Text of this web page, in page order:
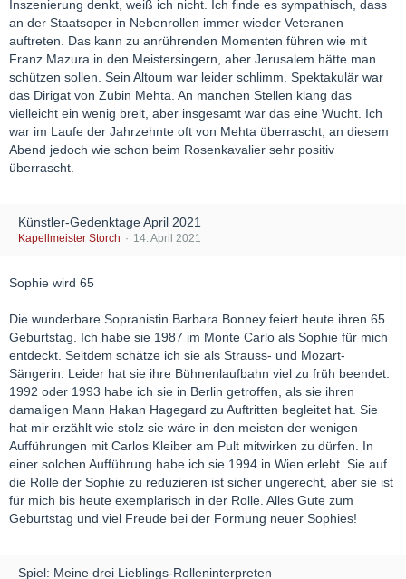
Inszenierung denkt, weiß ich nicht. Ich finde es sympathisch, dass
an der Staatsoper in Nebenrollen immer wieder Veteranen
auftreten. Das kann zu anrührenden Momenten führen wie mit
Franz Mazura in den Meistersingern, aber Jerusalem hätte man
schützen sollen. Sein Altoum war leider schlimm. Spektakulär war
das Dirigat von Zubin Mehta. An manchen Stellen klang das
vielleicht ein wenig breit, aber insgesamt war das eine Wucht. Ich
war im Laufe der Jahrzehnte oft von Mehta überrascht, an diesem
Abend jedoch wie schon beim Rosenkavalier sehr positiv
überrascht.
Künstler-Gedenktage April 2021
Kapellmeister Storch 14. April 2021
Sophie wird 65
Die wunderbare Sopranistin Barbara Bonney feiert heute ihren 65.
Geburtstag. Ich habe sie 1987 im Monte Carlo als Sophie für mich
entdeckt. Seitdem schätze ich sie als Strauss- und Mozart-
Sängerin. Leider hat sie ihre Bühnenlaufbahn viel zu früh beendet.
1992 oder 1993 habe ich sie in Berlin getroffen, als sie ihren
damaligen Mann Hakan Hagegard zu Auftritten begleitet hat. Sie
hat mir erzählt wie stolz sie wäre in den meisten der wenigen
Aufführungen mit Carlos Kleiber am Pult mitwirken zu dürfen. In
einer solchen Aufführung habe ich sie 1994 in Wien erlebt. Sie auf
die Rolle der Sophie zu reduzieren ist sicher ungerecht, aber sie ist
für mich bis heute exemplarisch in der Rolle. Alles Gute zum
Geburtstag und viel Freude bei der Formung neuer Sophies!
Spiel: Meine drei Lieblings-Rolleninterpreten